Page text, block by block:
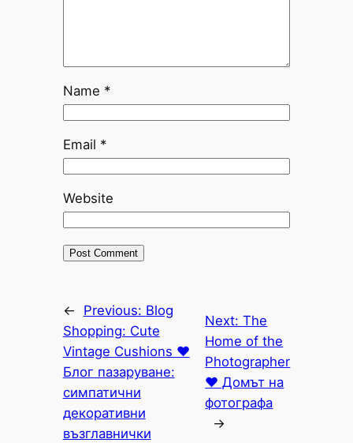
Name *
Email *
Website
← Previous: Blog
Shopping: Cute
Vintage Cushions ♥
Блог пазаруване:
симпатични
декоративни
възглавнички
Next:The
Home of the
Photographer
♥ Домът на
фотографа
→